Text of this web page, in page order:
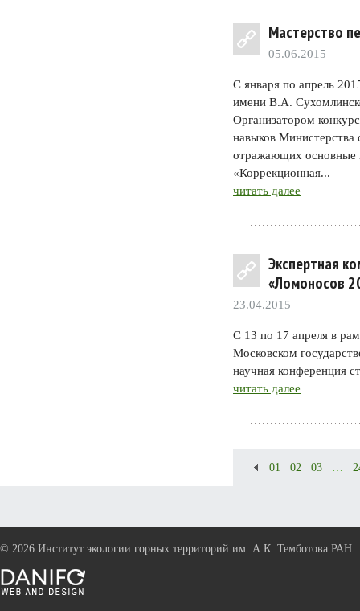
Мастерство
05.06.2015
С января по апрель
имени В.А.
Организатором
навыков Министерства
отражающих основные
«Коррекционная...
читать далее
Экспертная
«Ломоносов
23.04.2015
С 13 по 17 апреля в
Московском
научная конференция
читать далее
01 02 03 …
© 2026 Институт экологии горных территорий им. А.К. Темботова РАН